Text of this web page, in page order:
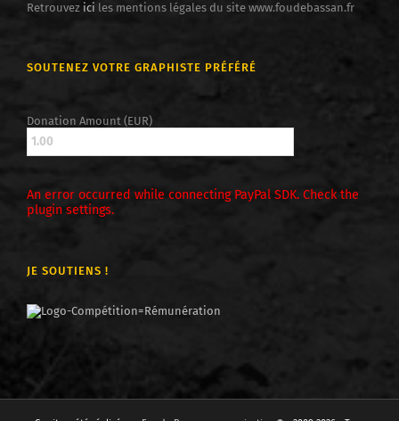
Retrouvez ici les mentions légales du site www.foudebassan.fr
SOUTENEZ VOTRE GRAPHISTE PRÉFÉRÉ
Donation Amount (EUR)
An error occurred while connecting PayPal SDK. Check the
plugin settings.
JE SOUTIENS !